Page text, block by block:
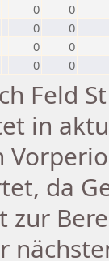
0
0
0
0
0
0
0 0
Feld
in
da
zur